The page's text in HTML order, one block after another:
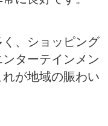
、ショッピング
ターテインメン
が地域の賑わい